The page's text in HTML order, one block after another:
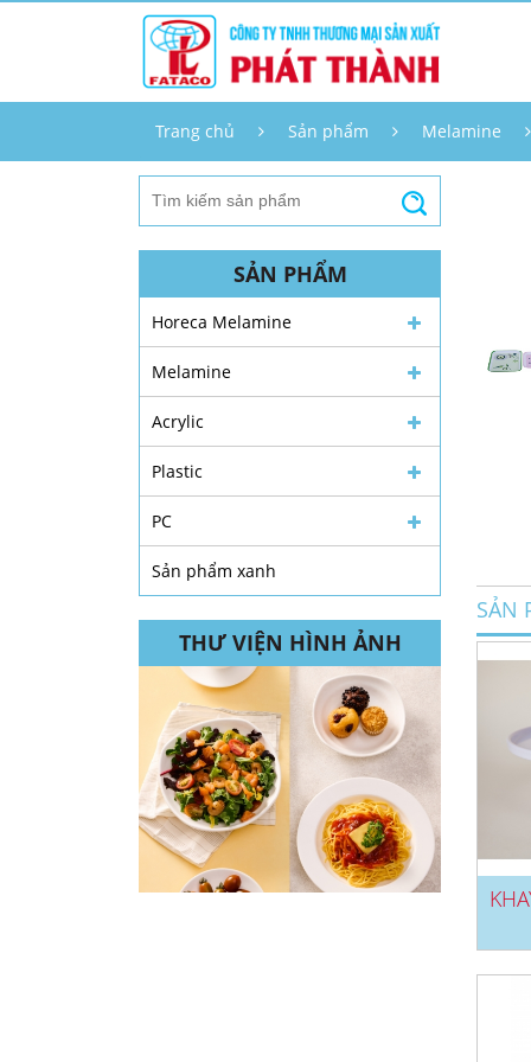
Trang chủ Sản phẩm Melamine
SẢN PHẨM
Horeca Melamine
Melamine
Acrylic
Plastic
PC
Sản phẩm xanh
THƯ VIỆN HÌNH ẢNH
SẢN